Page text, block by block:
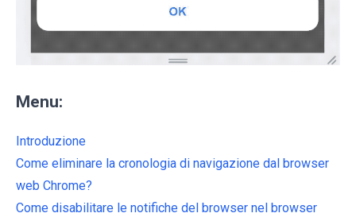
Menu:
Introduzione
Come eliminare la cronologia di navigazione dal browser
web Chrome?
Come disabilitare le notifiche del browser nel browser